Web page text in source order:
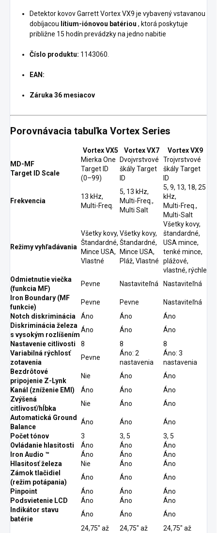
Detektor kovov Garrett Vortex VX9 je vybavený vstavanou
dobíjacou lítium-iónovou batériou , ktorá poskytuje
približne 15 hodín prevádzky na jedno nabitie
Číslo produktu: 1143060.
EAN:
Záruka 36 mesiacov
Porovnávacia tabuľka Vortex Series
Vortex VX5 Vortex VX7
Vortex VX9
MD-MF
Target ID Scale
Mierka One
Target ID
(0–99)
Dvojvrstvové
škály Target
ID
Trojvrstvové
škály Target
ID
Frekvencia
13 kHz,
Multi-Freq.
5, 13 kHz,
Multi-Freq.,
Multi Salt
5, 9, 13, 18, 25
kHz,
Multi-Freq.,
Multi-Salt
Režimy vyhľadávania
Všetky kovy,
Štandardné,
Mince USA,
Vlastné
Všetky kovy,
Štandardné,
Mince USA,
Pláž, Vlastné
Všetky kovy,
štandardné,
USA mince,
tenké mince,
plážové,
vlastné, rýchle
Odmietnutie viečka
(funkcia MF)
Pevne Nastaviteľná
Nastaviteľná
Iron Boundary (MF
funkcie)
Pevne Pevne
Nastaviteľná
Notch diskriminácia
Áno Áno
Áno
Diskriminácia železa
s vysokým rozlíšením
Áno Áno
Áno
Nastavenie citlivosti
8 8
8
Variabilná rýchlosť
zotavenia
Pevne
Áno: 2
nastavenia
Áno: 3
nastavenia
Bezdrôtové
pripojenie Z-Lynk
Nie Áno
Áno
Kanál (zníženie EMI)
Áno Áno
Áno
Zvýšená
citlivosť/hĺbka
Nie Áno
Áno
Automatická Ground
Balance
Áno Áno
Áno
Počet tónov
3 3, 5
3, 5
Ovládanie hlasitosti
Áno Áno
Áno
Iron Audio ™
Áno Áno
Áno
Hlasitosť železa
Nie Áno
Áno
Zámok tlačidiel
(režim potápania)
Áno Áno
Áno
Pinpoint
Áno Áno
Áno
Podsvietenie LCD
Áno Áno
Áno
Indikátor stavu
batérie
Áno Áno Áno
24,75" až
24,75" až
24,75" až